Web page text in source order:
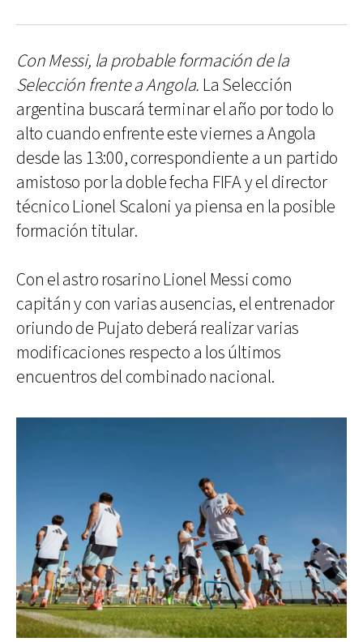
Con Messi, la probable formación de la
Selección frente a Angola. La Selección
argentina buscará terminar el año por todo lo
alto cuando enfrente este viernes a Angola
desde las 13:00, correspondiente a un partido
amistoso por la doble fecha FIFA y el director
técnico Lionel Scaloni ya piensa en la posible
formación titular.
Con el astro rosarino Lionel Messi como
capitán y con varias ausencias, el entrenador
oriundo de Pujato deberá realizar varias
modificaciones respecto a los últimos
encuentros del combinado nacional.